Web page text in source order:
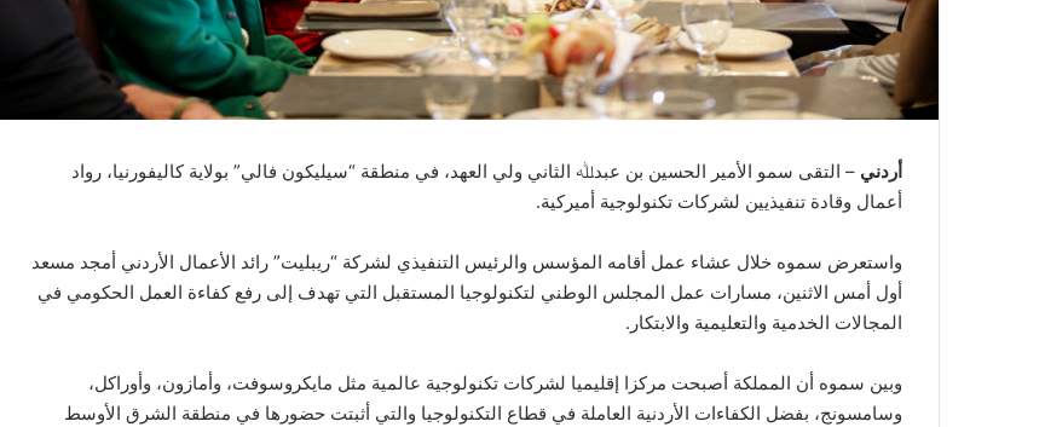
أردني – التقى سمو الأمير الحسين بن عبدﷲ الثاني ولي العهد، في منطقة “سيليكون فالي” بولاية كاليفورنيا، رواد
أعمال وقادة تنفيذيين لشركات تكنولوجية أميركية.
واستعرض سموه خلال عشاء عمل أقامه المؤسس والرئيس التنفيذي لشركة “ريبليت” رائد الأعمال الأردني أمجد مسعد
أول أمس الاثنين، مسارات عمل المجلس الوطني لتكنولوجيا المستقبل التي تهدف إلى رفع كفاءة العمل الحكومي في
المجالات الخدمية والتعليمية والابتكار.
وبين سموه أن المملكة أصبحت مركزا إقليميا لشركات تكنولوجية عالمية مثل مايكروسوفت، وأمازون، وأوراكل،
وسامسونج، بفضل الكفاءات الأردنية العاملة في قطاع التكنولوجيا والتي أثبتت حضورها في منطقة الشرق الأوسط